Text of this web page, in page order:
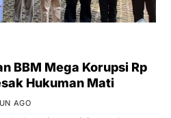
BBM Mega Korupsi Rp
Hukuman Mati
AGO